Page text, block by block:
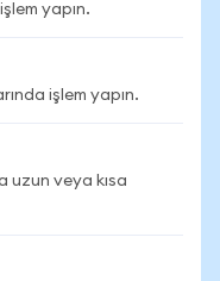
yapın.
işlem yapın.
uzun veya kısa